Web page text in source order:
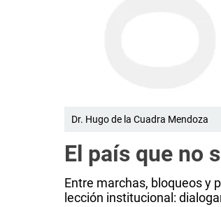
Dr. Hugo de la Cuadra Mendoza
El país que no
Entre marchas, bloqueos y
lección institucional: